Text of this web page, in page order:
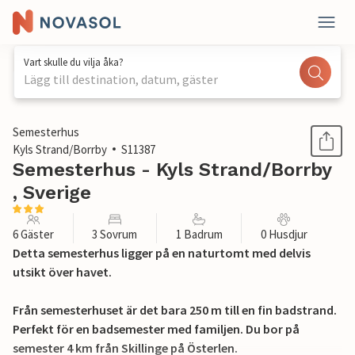
Vart skulle du vilja åka?
Lägg till destination, datum, gäster
1 / 8
Semesterhus
Kyls Strand/Borrby
S11387
Semesterhus - Kyls Strand/Borrby
, Sverige
6 Gäster 3 Sovrum 1 Badrum 0 Husdjur
Detta semesterhus ligger på en naturtomt med delvis
utsikt över havet.
Från semesterhuset är det bara 250 m till en fin badstrand.
Perfekt för en badsemester med familjen. Du bor på
semester 4 km från Skillinge på Österlen.